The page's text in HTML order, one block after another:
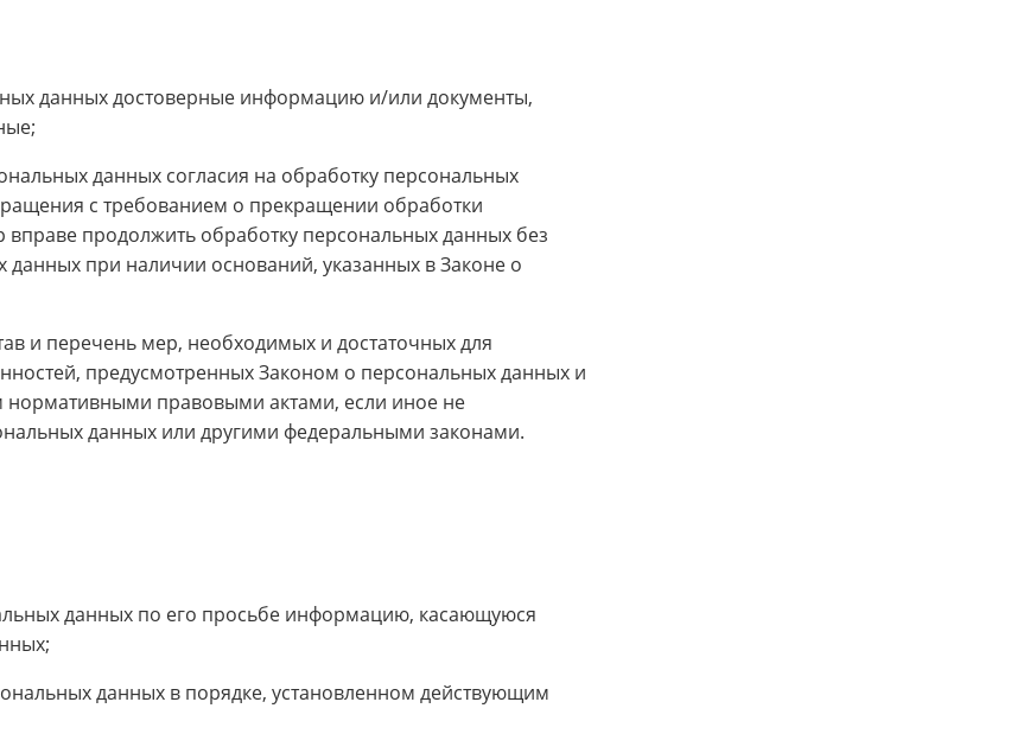
данных достоверные информацию и/или документы,
данных согласия на обработку персональных
с требованием о прекращении обработки
продолжить обработку персональных данных без
данных при наличии оснований, указанных в Законе о
и перечень мер, необходимых и достаточных для
предусмотренных Законом о персональных данных и
нормативными правовыми актами, если иное не
данных или другими федеральными законами.
данных по его просьбе информацию, касающуюся
данных в порядке, установленном действующим